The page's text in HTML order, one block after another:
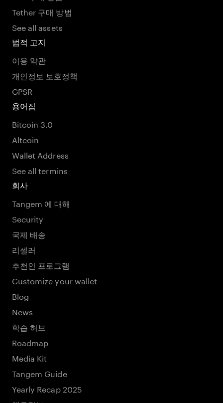
Tether 구매 방법
See all assets
법적 고지
이용 약관
개인정보 보호정책
GPSR
용어집
Bitcoin 3.0
Altcoin
Wallet Address
See all termins
회사
Tangem 에 대해
Security
국제 배송
리셀러
추천인 프로그램
Customize your wallet
Blog
News
학습 허브
Roadmap
Media Kit
Tangem Guide
Yearly Recap 2025